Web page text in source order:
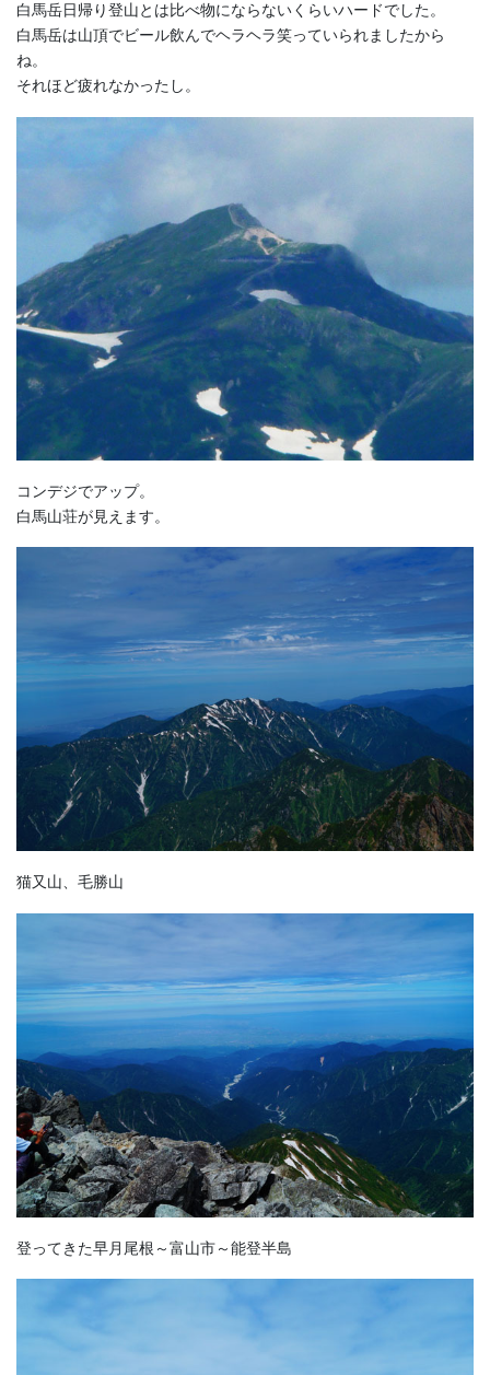
白馬岳日帰り登山とは比べ物にならないくらいハードでした。
白馬岳は山頂でビール飲んでヘラヘラ笑っていられましたから
ね。
それほど疲れなかったし。
コンデジでアップ。
白馬山荘が見えます。
猫又山、毛勝山
登ってきた早月尾根～富山市～能登半島